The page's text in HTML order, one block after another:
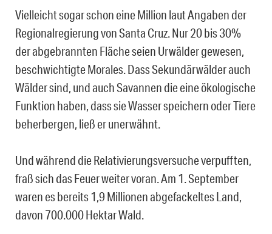
Vielleicht sogar schon eine Million laut Angaben der
Regionalregierung von Santa Cruz. Nur 20 bis 30%
der abgebrannten Fläche seien Urwälder gewesen,
beschwichtigte Morales. Dass Sekundärwälder auch
Wälder sind, und auch Savannen die eine ökologische
Funktion haben, dass sie Wasser speichern oder Tiere
beherbergen, ließ er unerwähnt.
Und während die Relativierungsversuche verpufften,
fraß sich das Feuer weiter voran. Am 1. September
waren es bereits 1,9 Millionen abgefackeltes Land,
davon 700.000 Hektar Wald.